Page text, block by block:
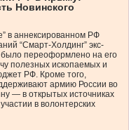
Новинского
в аннексированном РФ
“Смарт-Холдинг” экс-
переоформлено на его
полезных ископаемых и
РФ. Кроме того,
армию России во
— в открытых источниках
в волонтерских